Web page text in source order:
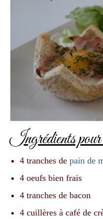
Ingrédients pour
4 tranches de pain de
4 oeufs bien frais
4 tranches de bacon
4 cuillères à café de